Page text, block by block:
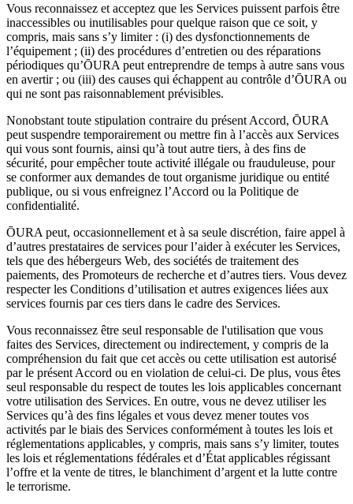
Vous reconnaissez et acceptez que les Services puissent parfois être
inaccessibles ou inutilisables pour quelque raison que ce soit, y
compris, mais sans s’y limiter : (i) des dysfonctionnements de
l’équipement ; (ii) des procédures d’entretien ou des réparations
périodiques qu’ŌURA peut entreprendre de temps à autre sans vous
en avertir ; ou (iii) des causes qui échappent au contrôle d’ŌURA ou
qui ne sont pas raisonnablement prévisibles.
Nonobstant toute stipulation contraire du présent Accord, ŌURA
peut suspendre temporairement ou mettre fin à l’accès aux Services
qui vous sont fournis, ainsi qu’à tout autre tiers, à des fins de
sécurité, pour empêcher toute activité illégale ou frauduleuse, pour
se conformer aux demandes de tout organisme juridique ou entité
publique, ou si vous enfreignez l’Accord ou la Politique de
confidentialité.
ŌURA peut, occasionnellement et à sa seule discrétion, faire appel à
d’autres prestataires de services pour l’aider à exécuter les Services,
tels que des hébergeurs Web, des sociétés de traitement des
paiements, des Promoteurs de recherche et d’autres tiers. Vous devez
respecter les Conditions d’utilisation et autres exigences liées aux
services fournis par ces tiers dans le cadre des Services.
Vous reconnaissez être seul responsable de l'utilisation que vous
faites des Services, directement ou indirectement, y compris de la
compréhension du fait que cet accès ou cette utilisation est autorisé
par le présent Accord ou en violation de celui-ci. De plus, vous êtes
seul responsable du respect de toutes les lois applicables concernant
votre utilisation des Services. En outre, vous ne devez utiliser les
Services qu’à des fins légales et vous devez mener toutes vos
activités par le biais des Services conformément à toutes les lois et
réglementations applicables, y compris, mais sans s’y limiter, toutes
les lois et réglementations fédérales et d’État applicables régissant
l’offre et la vente de titres, le blanchiment d’argent et la lutte contre
le terrorisme.